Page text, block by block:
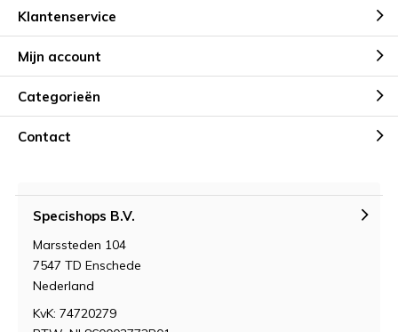
Klantenservice
Mijn account
Categorieën
Contact
Specishops B.V.
Marssteden 104
7547 TD Enschede
Nederland
KvK: 74720279